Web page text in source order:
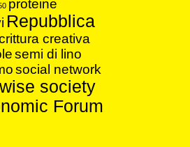
proteine
Repubblica
creativa
semi di lino
social network
wise society
Forum